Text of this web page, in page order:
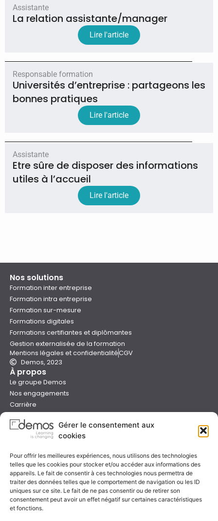
Gérer le consentement aux
cookies
Pour offrir les meilleures expériences, nous utilisons des technologies
telles que les cookies pour stocker et/ou accéder aux informations des
appareils. Le fait de consentir à ces technologies nous permettra de
traiter des données telles que le comportement de navigation ou les ID
uniques sur ce site. Le fait de ne pas consentir ou de retirer son
consentement peut avoir un effet négatif sur certaines caractéristiques
et fonctions.
Assistante
La relation assistante/manager
Lire l'article
Responsable formation
Universités d’entreprise : partageons les
bonnes pratiques
Lire l'article
Assistante
Etre sûre de disposer des informations
utiles à l’accueil
Lire l'article
Nos solutions
Formation inter entreprise
Formation intra entreprise
Formation sur-mesure
Formations digitales
Formations certifiantes et diplômantes
Gestion externalisée de la formation
Mentions légales et confidentialitéCGV
Demos, 2023
À propos
Le groupe Demos
Nos engagements
Carrière
Presse
Catalogues
Aide
Nous contacter
Nous trouver
Préparer sa formation
Sessions garanties